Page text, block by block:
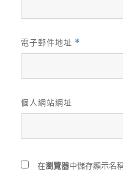
電子郵件地址 *
個人網站網址
在瀏覽器中儲存顯示名